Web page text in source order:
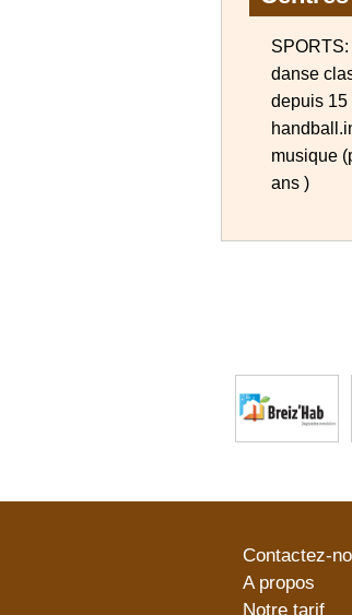
danse
depuis 15
musique
ans )
Contactez-
A propos
Notre tarif